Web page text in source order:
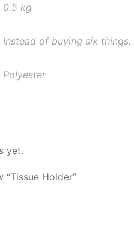
0.5 kg
Instead of buying six
Polyester
yet.
Holder”